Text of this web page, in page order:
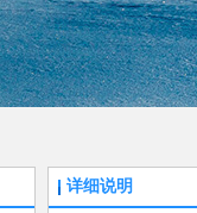
详细说明